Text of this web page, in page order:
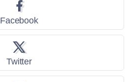
Facebook
Twitter